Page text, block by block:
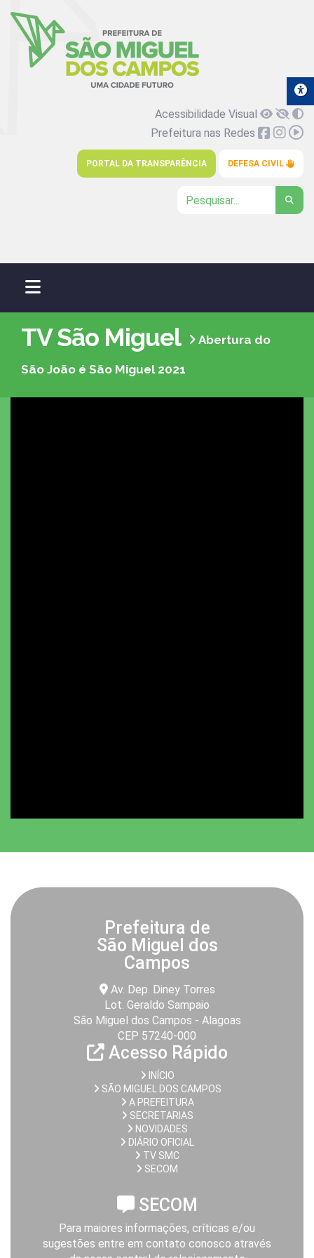
Acessibilidade Visual
Prefeitura nas Redes
PORTAL DA TRANSPARÊNCIA DEFESA CIVIL
TV São Miguel Abertura do
São João é São Miguel 2021
Prefeitura de
São Miguel dos
Campos
Av. Dep. Diney Torres
Lot. Geraldo Sampaio
São Miguel dos Campos - Alagoas
CEP 57240-000
Acesso Rápido
INÍCIO
SÃO MIGUEL DOS CAMPOS
A PREFEITURA
SECRETARIAS
NOVIDADES
DIÁRIO OFICIAL
TV SMC
SECOM
SECOM
Para maiores informações, críticas e/ou
sugestões entre em contato conosco através